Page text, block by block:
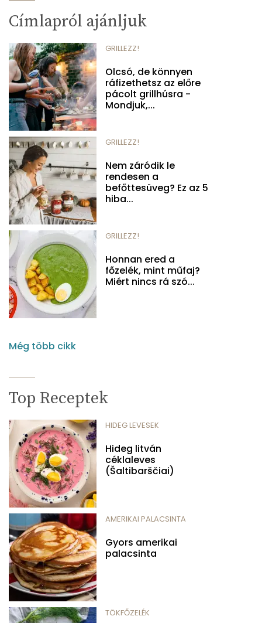
Címlapról ajánljuk
GRILLEZZ!
Olcsó, de könnyen
ráfizethetsz az előre
pácolt grillhúsra -
Mondjuk,...
GRILLEZZ!
Nem záródik le
rendesen a
befőttesüveg? Ez az 5
hiba...
GRILLEZZ!
Honnan ered a
főzelék, mint műfaj?
Miért nincs rá szó...
Még több cikk
Top Receptek
HIDEG LEVESEK
Hideg litván
céklaleves
(Šaltibarščiai)
AMERIKAI PALACSINTA
Gyors amerikai
palacsinta
TÖKFŐZELÉK